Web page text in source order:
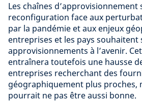
Les chaînes d’approvisionnement
reconfiguration face aux
par la pandémie et aux enjeux
entreprises et les pays souhaitent
approvisionnements à l’avenir.
entraînera toutefois une hausse
entreprises recherchant des
géographiquement plus proches,
pourrait ne pas être aussi bonne.